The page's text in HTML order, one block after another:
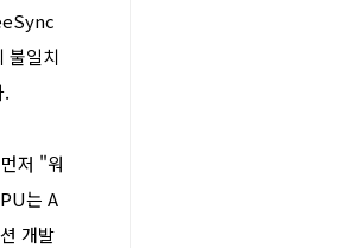
불일치
.
저 "워
는 A
개발